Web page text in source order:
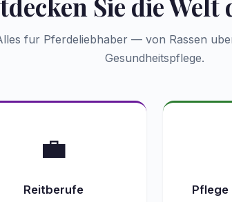
Sie die Welt
fur Pferdeliebhaber — von Rassen
Gesundheitspflege.
💼
Reitberufe Pflege